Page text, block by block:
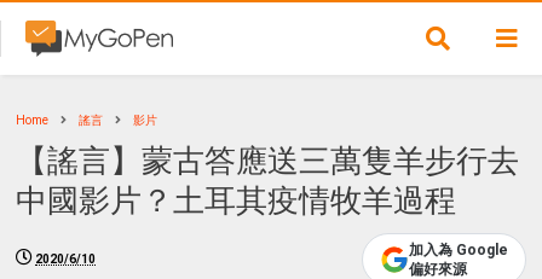
Home 謠言 影片
【謠言】蒙古答應送三萬隻羊步行去
中國影片？土耳其疫情牧羊過程
2020/6/10
加入為 Google
偏好來源